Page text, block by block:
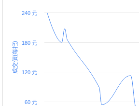
成交價(每把)
60 元
120 元
180 元
240 元